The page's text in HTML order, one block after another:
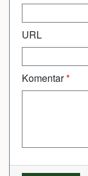
URL
Komentar*